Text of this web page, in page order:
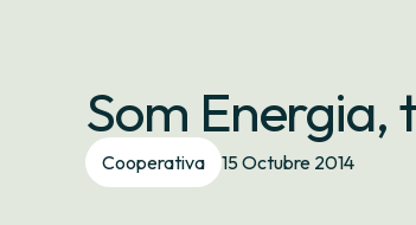
Som Energia,
Cooperativa 15 Octubre 2014